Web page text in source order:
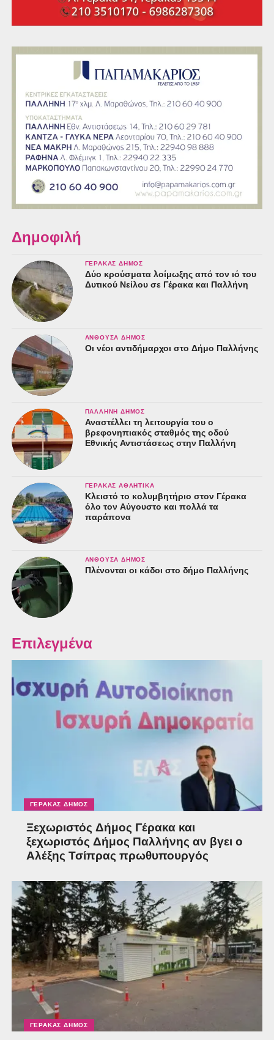
Δημοφιλή
ΓΈΡΑΚΑΣ ΔΉΜΟΣ
Δύο κρούσματα λοίμωξης από τον ιό του
Δυτικού Νείλου σε Γέρακα και Παλλήνη
ΑΝΘΟΎΣΑ ΔΉΜΟΣ
Οι νέοι αντιδήμαρχοι στο Δήμο Παλλήνης
ΠΑΛΛΉΝΗ ΔΉΜΟΣ
Αναστέλλει τη λειτουργία του ο
βρεφονηπιακός σταθμός της οδού
Εθνικής Αντιστάσεως στην Παλλήνη
ΓΈΡΑΚΑΣ ΑΘΛΗΤΙΚΆ
Κλειστό το κολυμβητήριο στον Γέρακα
όλο τον Αύγουστο και πολλά τα
παράπονα
ΑΝΘΟΎΣΑ ΔΉΜΟΣ
Πλένονται οι κάδοι στο δήμο Παλλήνης
Επιλεγμένα
ΓΈΡΑΚΑΣ ΔΉΜΟΣ
Ξεχωριστός Δήμος Γέρακα και
ξεχωριστός Δήμος Παλλήνης αν βγει ο
Αλέξης Τσίπρας πρωθυπουργός
ΓΈΡΑΚΑΣ ΔΉΜΟΣ